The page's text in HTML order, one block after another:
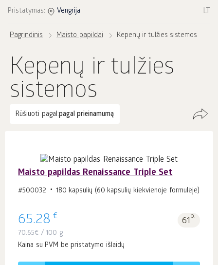
Pristatymas: Vengrija LT
Pagrindinis Maisto papildai Kepenų ir tulžies sistemos
Kepenų ir tulžies
sistemos
Rūšiuoti pagal:pagal prieinamumą
Maisto papildas Renaissance Triple Set
#500032 180 kapsulių (60 kapsulių kiekvienoje formulėje)
65.28 € 61b.
70.65€ / 100 g
Kaina su PVM be pristatymo išlaidų